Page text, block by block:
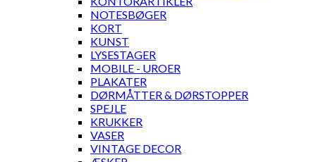
NOTESBØGER
KORT
KUNST
LYSESTAGER
MOBILE - UROER
PLAKATER
DØRMÅTTER & DØRSTOPPER
SPEJLE
KRUKKER
VASER
VINTAGE DECOR